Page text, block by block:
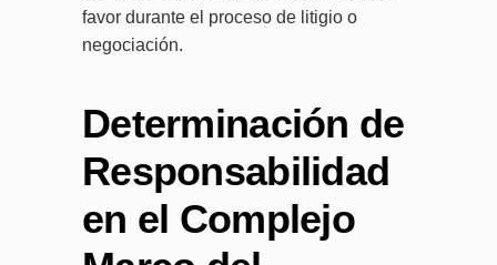
favor durante el proceso de litigio o
negociación.
Determinación de
Responsabilidad
en el Complejo